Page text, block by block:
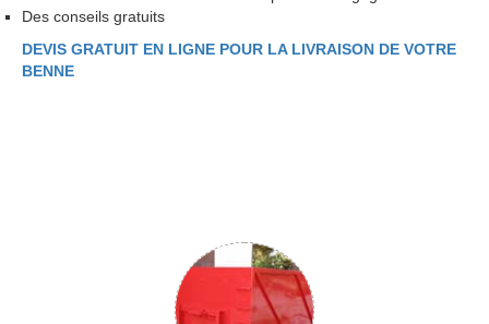
Des conseils gratuits
DEVIS GRATUIT EN LIGNE POUR LA LIVRAISON DE VOTRE
BENNE